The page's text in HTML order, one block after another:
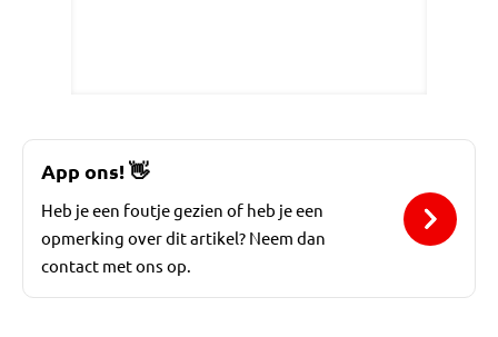
App ons!👋
Heb je een foutje gezien of heb je een
opmerking over dit artikel? Neem dan
contact met ons op.